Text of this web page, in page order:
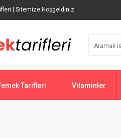
| Sitemize Hoşgeldiniz
Tarifleri Vitaminler